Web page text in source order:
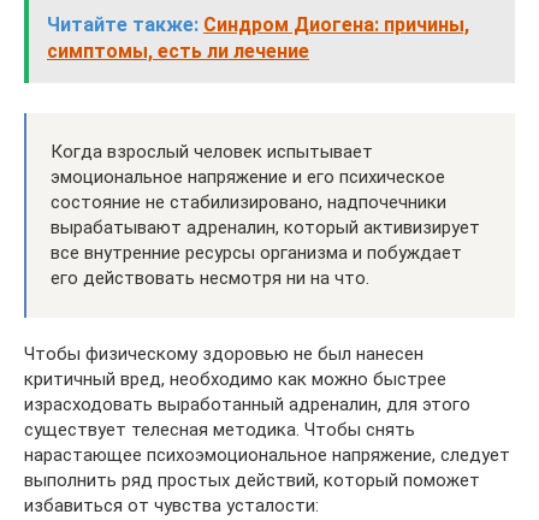
Читайте также: Синдром Диогена: причины,
симптомы, есть ли лечение
Когда взрослый человек испытывает
эмоциональное напряжение и его психическое
состояние не стабилизировано, надпочечники
вырабатывают адреналин, который активизирует
все внутренние ресурсы организма и побуждает
его действовать несмотря ни на что.
Чтобы физическому здоровью не был нанесен
критичный вред, необходимо как можно быстрее
израсходовать выработанный адреналин, для этого
существует телесная методика. Чтобы снять
нарастающее психоэмоциональное напряжение, следует
выполнить ряд простых действий, который поможет
избавиться от чувства усталости: